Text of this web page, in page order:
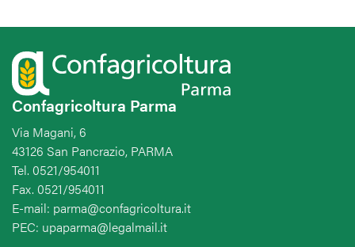
Confagricoltura Parma
Via Magani, 6
43126 San Pancrazio, PARMA
Tel. 0521/954011
Fax. 0521/954011
E-mail: parma@confagricoltura.it
PEC: upaparma@legalmail.it